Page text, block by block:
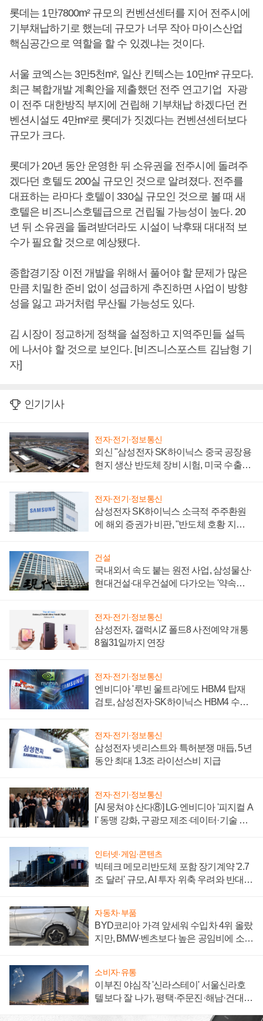
롯데는 1만7800m² 규모의 컨벤션센터를 지어 전주시에
기부채납하기로 했는데 규모가 너무 작아 마이스산업
핵심공간으로 역할을 할 수 있겠냐는 것이다.
서울 코엑스는 3만5천m², 일산 킨텍스는 10만m² 규모다.
최근 복합개발 계획안을 제출했던 전주 연고기업 자광
이 전주 대한방직 부지에 건립해 기부채납 하겠다던 컨
벤션시설도 4만m²로 롯데가 짓겠다는 컨벤션센터보다
규모가 크다.
롯데가 20년 동안 운영한 뒤 소유권을 전주시에 돌려주
겠다던 호텔도 200실 규모인 것으로 알려졌다. 전주를
대표하는 라마다 호텔이 330실 규모인 것으로 볼 때 새
호텔은 비즈니스호텔급으로 건립될 가능성이 높다. 20
년 뒤 소유권을 돌려받더라도 시설이 낙후돼 대대적 보
수가 필요할 것으로 예상됐다.
종합경기장 이전 개발을 위해서 풀어야 할 문제가 많은
만큼 치밀한 준비 없이 성급하게 추진하면 사업이 방향
성을 잃고 과거처럼 무산될 가능성도 있다.
김 시장이 정교하게 정책을 설정하고 지역주민들 설득
에 나서야 할 것으로 보인다. [비즈니스포스트 김남형 기
자]
인기기사
전자·전기·정보통신
외신 "삼성전자 SK하이닉스 중국 공장용
현지 생산 반도체 장비 시험, 미국 수출통
전자·전기·정보통신
삼성전자 SK하이닉스 소극적 주주환원
에 해외 증권가 비판, "반도체 호황 지속
건설
국내외서 속도 붙는 원전 사업, 삼성물산·
현대건설·대우건설에 다가오는 '약속의
전자·전기·정보통신
삼성전자, 갤럭시Z 폴드8 사전예약 개통
8월31일까지 연장
전자·전기·정보통신
엔비디아 '루빈 울트라'에도 HBM4 탑재
검토, 삼성전자·SK하이닉스 HBM4 수율
전자·전기·정보통신
삼성전자 넷리스트와 특허분쟁 매듭, 5년
동안 최대 1.3조 라이선스비 지급
전자·전기·정보통신
[AI 뭉쳐야 산다⑧] LG·엔비디아 '피지컬 A
I' 동맹 강화, 구광모 제조·데이터·기술 결
인터넷·게임·콘텐츠
빅테크 메모리반도체 포함 장기계약 '2.7
조 달러' 규모, AI 투자 위축 우려와 반대
자동차·부품
BYD코리아 가격 앞세워 수입차 4위 올랐
지만, BMW·벤츠보다 높은 공임비에 소비
소비자·유통
이부진 야심작 '신라스테이' 서울신라호
텔보다 잘 나가, 평택·주문진·해남·건대로